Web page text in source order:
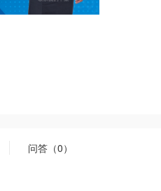
问答（0）